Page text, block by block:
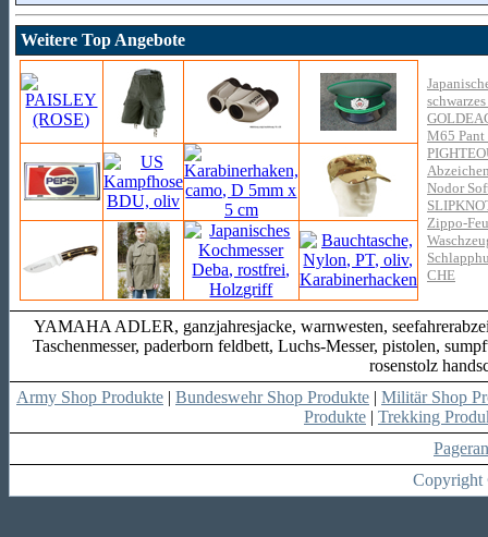
Weitere Top Angebote
M65
Nodor
Zippo-
CHE
YAMAHA ADLER, ganzjahresjacke, warnwesten,
Taschenmesser, paderborn feldbett, Luchs-Messer, pistolen,
rosenstolz
Army Shop Produkte | Bundeswehr Shop Produkte | Militär Shop
Produkte | Trekking